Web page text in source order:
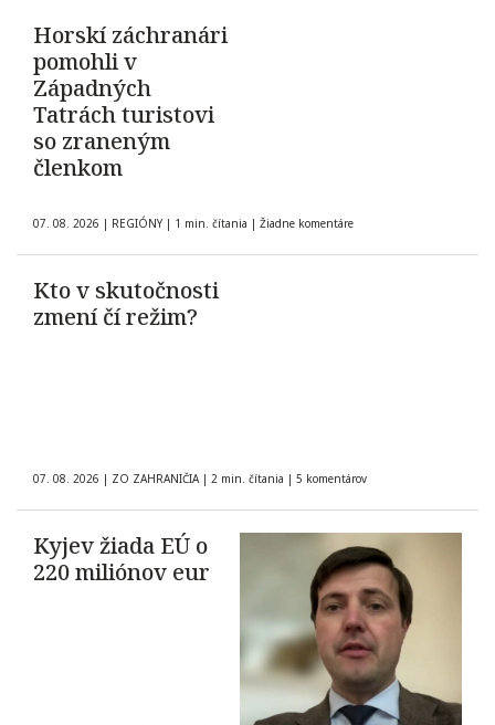
Horskí záchranári
pomohli v
Západných
Tatrách turistovi
so zraneným
členkom
07. 08. 2026 | REGIÓNY | 1 min. čítania | Žiadne komentáre
Kto v skutočnosti
zmení čí režim?
07. 08. 2026 | ZO ZAHRANIČIA | 2 min. čítania | 5 komentárov
Kyjev žiada EÚ o
220 miliónov eur